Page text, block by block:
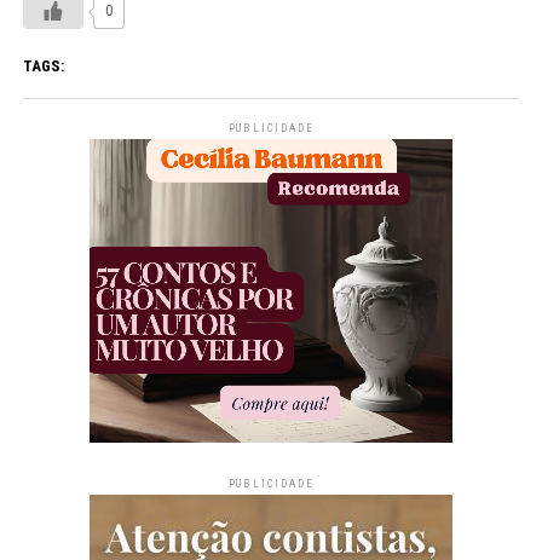
0
TAGS:
PUBLICIDADE
PUBLICIDADE